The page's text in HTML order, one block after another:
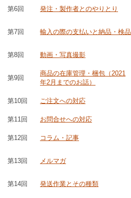
第6回 発注・製作者とのやりとり
第7回 輸入の際の支払いと納品・検品
第8回 動画・写真撮影
第9回
商品の在庫管理・梱包（2021
年2月までのお話）
第10回 ご注文への対応
第11回
お問合せへの対応
第12回 コラム・記事
第13回 メルマガ
第14回 発送作業とその種類